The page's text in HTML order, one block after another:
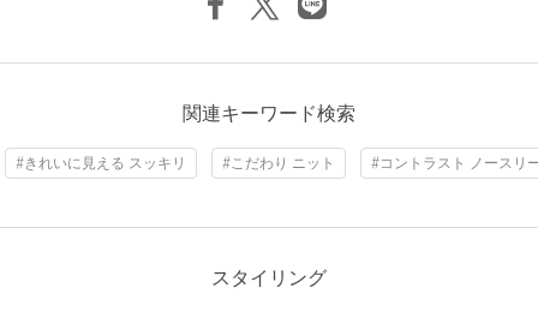
タイプ WOMEN
関連キーワード検索
#きれいに見える スッキリ #こだわり ニット #コントラスト ノースリ
スタイリング